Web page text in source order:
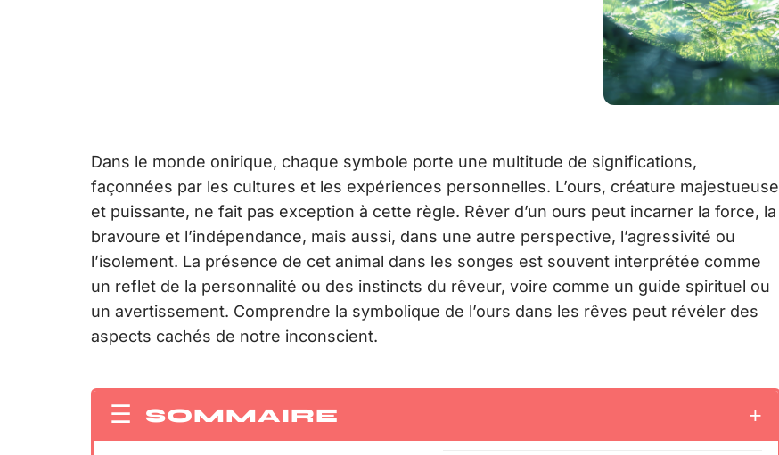
Dans le monde onirique, chaque symbole porte une multitude de significations,
façonnées par les cultures et les expériences personnelles. L’ours, créature majestueuse
et puissante, ne fait pas exception à cette règle. Rêver d’un ours peut incarner la force, la
bravoure et l’indépendance, mais aussi, dans une autre perspective, l’agressivité ou
l’isolement. La présence de cet animal dans les songes est souvent interprétée comme
un reflet de la personnalité ou des instincts du rêveur, voire comme un guide spirituel ou
un avertissement. Comprendre la symbolique de l’ours dans les rêves peut révéler des
aspects cachés de notre inconscient.
SOMMAIRE